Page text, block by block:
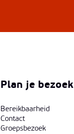
Plan je bezoek
Bereikbaarheid
Contact
Groepsbezoek